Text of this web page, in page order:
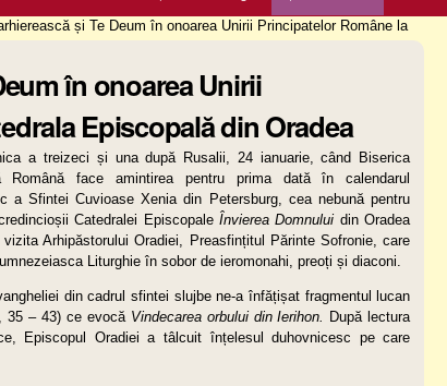
și Te Deum în onoarea Unirii Principatelor Române la
în onoarea Unirii
Episcopală din Oradea
a treizeci și una după Rusalii, 24 ianuarie, când Biserica
Română face amintirea pentru prima dată în calendarul
a Sfintei Cuvioase Xenia din Petersburg, cea nebună pentru
Catedralei EpiscopaleÎnvierea Domnului din Oradea
Arhipăstorului Oradiei, Preasfințitul Părinte Sofronie, care
Liturghie în sobor de ieromonahi, preoți și diaconi.
din cadrul sfintei slujbe ne-a înfățișat fragmentul lucan
35 – 43) ce evocă Vindecarea orbului din Ierihon.
După lectura
Episcopul Oradiei a tâlcuit înțelesul duhovnicesc pe care